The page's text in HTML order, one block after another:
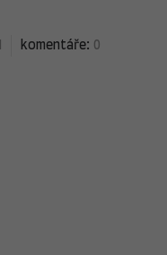
komentáře: 0